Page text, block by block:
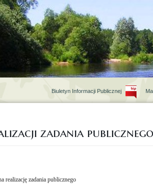
Biuletyn Informacji Publicznej
zadania publicznego
realizację zadania publicznego